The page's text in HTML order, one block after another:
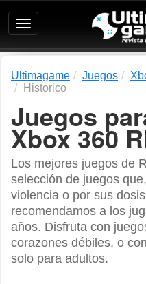
Ultimagame:
Revista
de
Ultimagame Juegos
Historico
Juegos
Xbox 360
Los mejores juegos de
selección de juegos
violencia o por sus
recomendamos a los
años. Disfruta con
corazones débiles, o
solo para adultos.